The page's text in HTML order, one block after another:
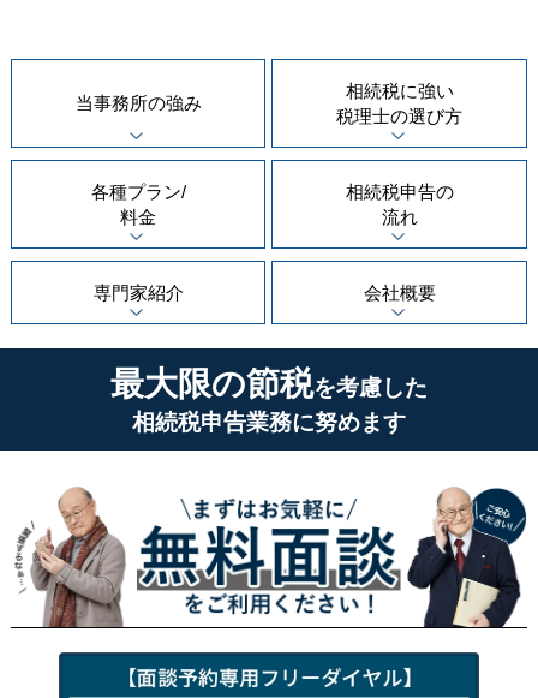
当事務所の強み
相続税に強い
税理士の選び方
各種プラン/
料金
相続税申告の
流れ
専門家紹介 会社概要
最大限の節税を考慮した
相続税申告業務に努めます